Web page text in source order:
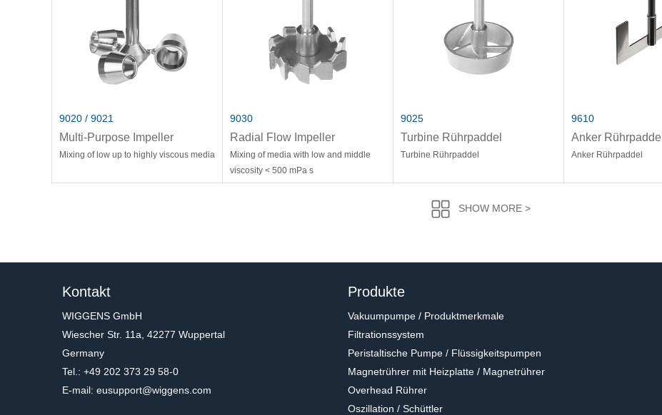
9020 / 9021
Multi-Purpose Impeller
Mixing of low up to highly viscous media
9030
Radial Flow Impeller
Mixing of media with low and middle
viscosity < 500 mPa s
9025
Turbine Rührpaddel
Turbine Rührpaddel
9610
Anker Rührpaddel
Anker Rührpaddel
Mixing of media with low and middle
Rührpaddel mit 6 Löcher
SHOW MORE >
Kontakt
WIGGENS GmbH
Wiescher Str. 11a, 42277 Wuppertal
Germany
Tel.: +49 202 373 29 58-0
E-mail: eusupport@wiggens.com
Produkte
Vakuumpumpe / Produktmerkmale
Filtrationssystem
Peristaltische Pumpe / Flüssigkeitspumpen
Magnetrührer mit Heizplatte / Magnetrührer
Overhead Rührer
Oszillation / Schüttler